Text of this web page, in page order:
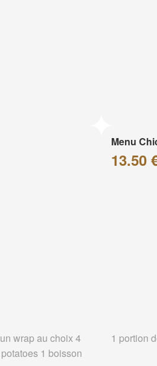
wrap au choix 4
1 boisson
Menu
13.50
1 portion